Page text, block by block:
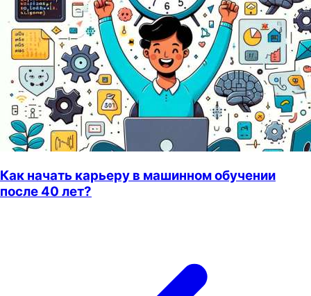
Как начать карьеру в машинном обучении
после 40 лет?